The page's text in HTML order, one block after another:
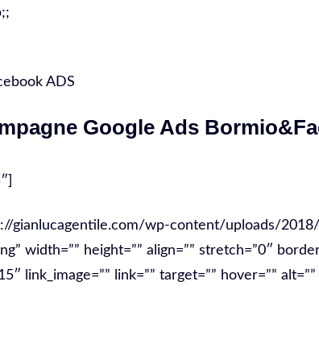
ADS
Google Ads
gianlucagentile.com/wp-content/uploads/
width=”” height=”” align=”” stretch=”0″
link_image=”” link=”” target=”” hover=””